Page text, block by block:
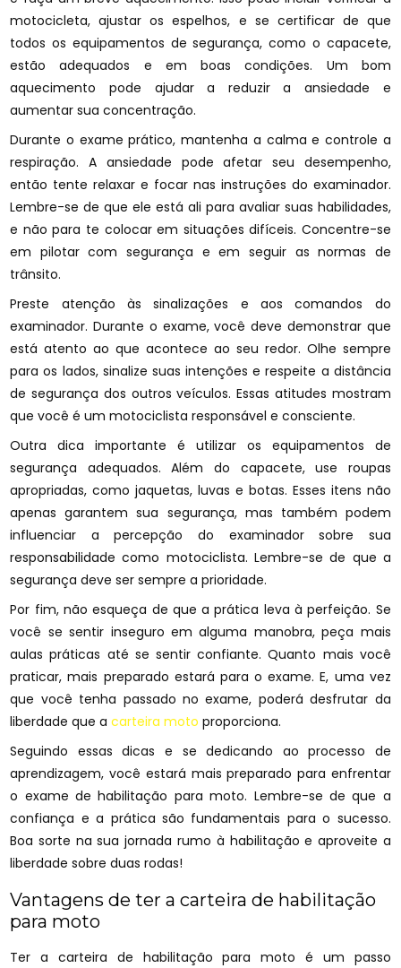
motocicleta, ajustar os espelhos, e se certificar de que
todos os equipamentos de segurança, como o capacete,
estão adequados e em boas condições. Um bom
aquecimento pode ajudar a reduzir a ansiedade e
aumentar sua concentração.
Durante o exame prático, mantenha a calma e controle a
respiração. A ansiedade pode afetar seu desempenho,
então tente relaxar e focar nas instruções do examinador.
Lembre-se de que ele está ali para avaliar suas habilidades,
e não para te colocar em situações difíceis. Concentre-se
em pilotar com segurança e em seguir as normas de
trânsito.
Preste atenção às sinalizações e aos comandos do
examinador. Durante o exame, você deve demonstrar que
está atento ao que acontece ao seu redor. Olhe sempre
para os lados, sinalize suas intenções e respeite a distância
de segurança dos outros veículos. Essas atitudes mostram
que você é um motociclista responsável e consciente.
Outra dica importante é utilizar os equipamentos de
segurança adequados. Além do capacete, use roupas
apropriadas, como jaquetas, luvas e botas. Esses itens não
apenas garantem sua segurança, mas também podem
influenciar a percepção do examinador sobre sua
responsabilidade como motociclista. Lembre-se de que a
segurança deve ser sempre a prioridade.
Por fim, não esqueça de que a prática leva à perfeição. Se
você se sentir inseguro em alguma manobra, peça mais
aulas práticas até se sentir confiante. Quanto mais você
praticar, mais preparado estará para o exame. E, uma vez
que você tenha passado no exame, poderá desfrutar da
liberdade que acarteira moto proporciona.
Seguindo essas dicas e se dedicando ao processo de
aprendizagem, você estará mais preparado para enfrentar
o exame de habilitação para moto. Lembre-se de que a
confiança e a prática são fundamentais para o sucesso.
Boa sorte na sua jornada rumo à habilitação e aproveite a
liberdade sobre duas rodas!
Vantagens de ter a carteira de habilitação
para moto
Ter a carteira de habilitação para moto é um passo